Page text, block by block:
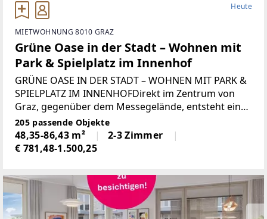
Heute
MIETWOHNUNG 8010 GRAZ
Grüne Oase in der Stadt – Wohnen mit
Park & Spielplatz im Innenhof
GRÜNE OASE IN DER STADT – WOHNEN MIT PARK &
SPIELPLATZ IM INNENHOFDirekt im Zentrum von
Graz, gegenüber dem Messegelände, entsteht ein
außergewöhnliches Stadtquartier, das als größte
zusammenhängende Wohnanlage der Stadt neue
Maßstäbe setzt.
205 passende Objekte
48,35-86,43 m²
2-3 Zimmer
€ 781,48-1.500,25